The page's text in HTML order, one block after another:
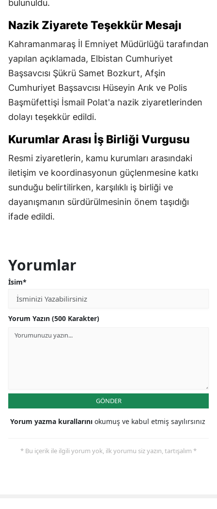
bulunuldu.
Nazik Ziyarete Teşekkür Mesajı
Kahramanmaraş İl Emniyet Müdürlüğü tarafından
yapılan açıklamada, Elbistan Cumhuriyet
Başsavcısı Şükrü Samet Bozkurt, Afşin
Cumhuriyet Başsavcısı Hüseyin Arık ve Polis
Başmüfettişi İsmail Polat'a nazik ziyaretlerinden
dolayı teşekkür edildi.
Kurumlar Arası İş Birliği Vurgusu
Resmi ziyaretlerin, kamu kurumları arasındaki
iletişim ve koordinasyonun güçlenmesine katkı
sunduğu belirtilirken, karşılıklı iş birliği ve
dayanışmanın sürdürülmesinin önem taşıdığı
ifade edildi.
Yorumlar
İsim*
Yorum Yazın (500 Karakter)
GÖNDER
Yorum yazma kurallarını okumuş ve kabul etmiş sayılırsınız
* Bu içerik ile ilgili yorum yok, ilk yorumu siz yazın, tartışalım *